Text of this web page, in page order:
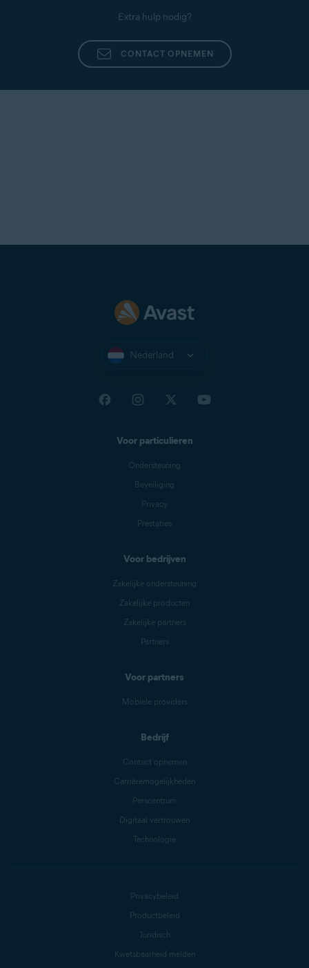
Extra hulp nodig?
CONTACT OPNEMEN
Nederland
Voor particulieren
Ondersteuning
Beveiliging
Privacy
Prestaties
Voor bedrijven
Zakelijke ondersteuning
Zakelijke producten
Zakelijke partners
Partners
Voor partners
Mobiele providers
Bedrijf
Contact opnemen
Carrièremogelijkheden
Perscentrum
Digitaal vertrouwen
Technologie
Privacybeleid
Productbeleid
Juridisch
Kwetsbaarheid melden